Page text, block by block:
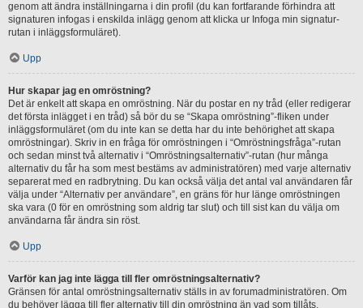
genom att ändra inställningarna i din profil (du kan fortfarande förhindra att
signaturen infogas i enskilda inlägg genom att klicka ur Infoga min signatur-
rutan i inläggsformuläret).
Upp
Hur skapar jag en omröstning?
Det är enkelt att skapa en omröstning. När du postar en ny tråd (eller redigerar
det första inlägget i en tråd) så bör du se “Skapa omröstning”-fliken under
inläggsformuläret (om du inte kan se detta har du inte behörighet att skapa
omröstningar). Skriv in en fråga för omröstningen i “Omröstningsfråga”-rutan
och sedan minst två alternativ i “Omröstningsalternativ”-rutan (hur många
alternativ du får ha som mest bestäms av administratören) med varje alternativ
separerat med en radbrytning. Du kan också välja det antal val användaren får
välja under “Alternativ per användare”, en gräns för hur länge omröstningen
ska vara (0 för en omröstning som aldrig tar slut) och till sist kan du välja om
användarna får ändra sin röst.
Upp
Varför kan jag inte lägga till fler omröstningsalternativ?
Gränsen för antal omröstningsalternativ ställs in av forumadministratören. Om
du behöver lägga till fler alternativ till din omröstning än vad som tillåts,